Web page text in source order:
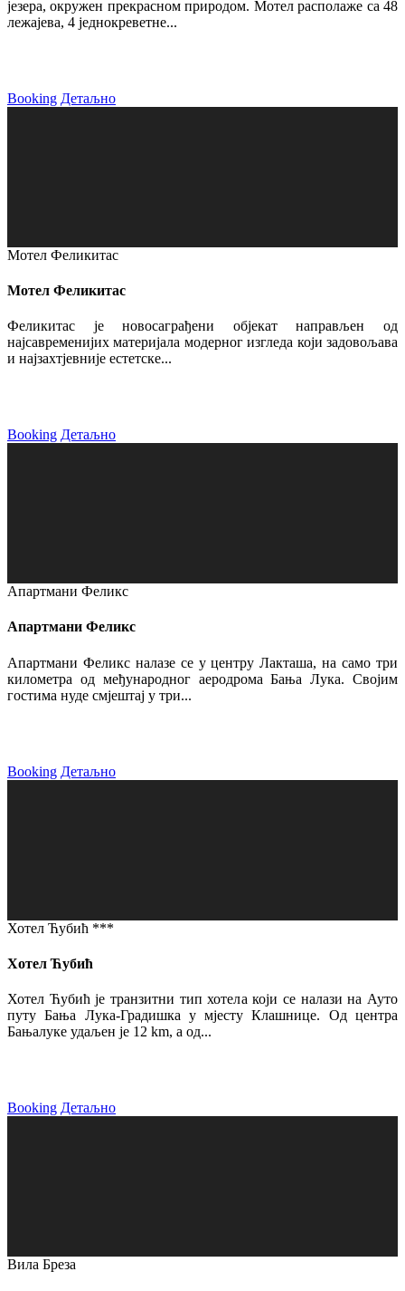
језера, окружен прекрасном природом. Мотел располаже са 48
лежајева, 4 једнокреветне...
Booking Детаљно
Мотел Феликитас
Мотел Феликитас
Феликитас је новосаграђени објекат направљен од
најсавременијих материјала модерног изгледа који задовољава
и најзахтјевније естетске...
Booking Детаљно
Апартмани Феликс
Апартмани Феликс
Апартмани Феликс налазе се у центру Лакташа, на само три
километра од међународног аеродрома Бања Лука. Својим
гостима нуде смјештај у три...
Booking Детаљно
Хотел Ћубић ***
Хотел Ћубић
Хотел Ћубић је транзитни тип хотела који се налази на Ауто
путу Бања Лука-Градишка у мјесту Клашнице. Од центра
Бањалуке удаљен је 12 km, а од...
Booking Детаљно
Вила Бреза